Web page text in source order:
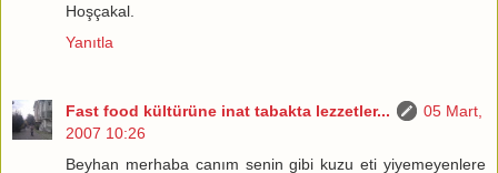
Hoşçakal.
Yanıtla
Fast food kültürüne inat tabakta lezzetler...
05 Mart,
2007 10:26
Beyhan merhaba canım senin gibi kuzu eti yiyemeyenlere